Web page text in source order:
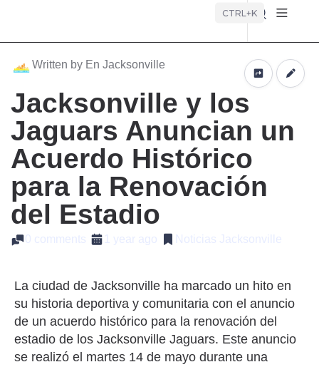
CTRL+K
Written by En Jacksonville
Jacksonville y los
Jaguars Anuncian un
Acuerdo Histórico
para la Renovación
del Estadio
0 comments 1 year ago Noticias Jacksonville
La ciudad de Jacksonville ha marcado un hito en
su historia deportiva y comunitaria con el anuncio
de un acuerdo histórico para la renovación del
estadio de los Jacksonville Jaguars. Este anuncio
se realizó el martes 14 de mayo durante una